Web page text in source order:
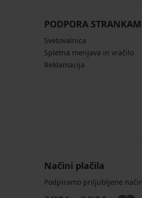
PODPORA STRANKAM
Svetovalnica
Spletna menjava in vračilo
Reklamacija
Načini plačila
Podpiramo priljubljene